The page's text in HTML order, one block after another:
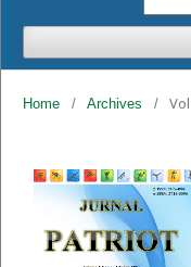
Home / Archives /